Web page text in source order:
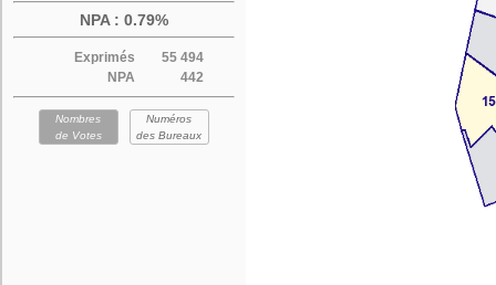
NPA : 0.79%
Exprimés
55 494
NPA
442
Nombres
de Votes
Numéros
des Bureaux